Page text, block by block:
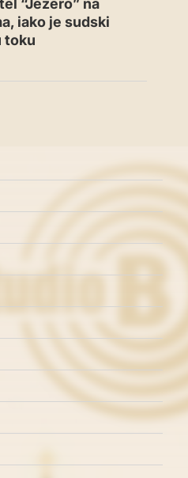
“Jezero” na
iako je sudski
toku